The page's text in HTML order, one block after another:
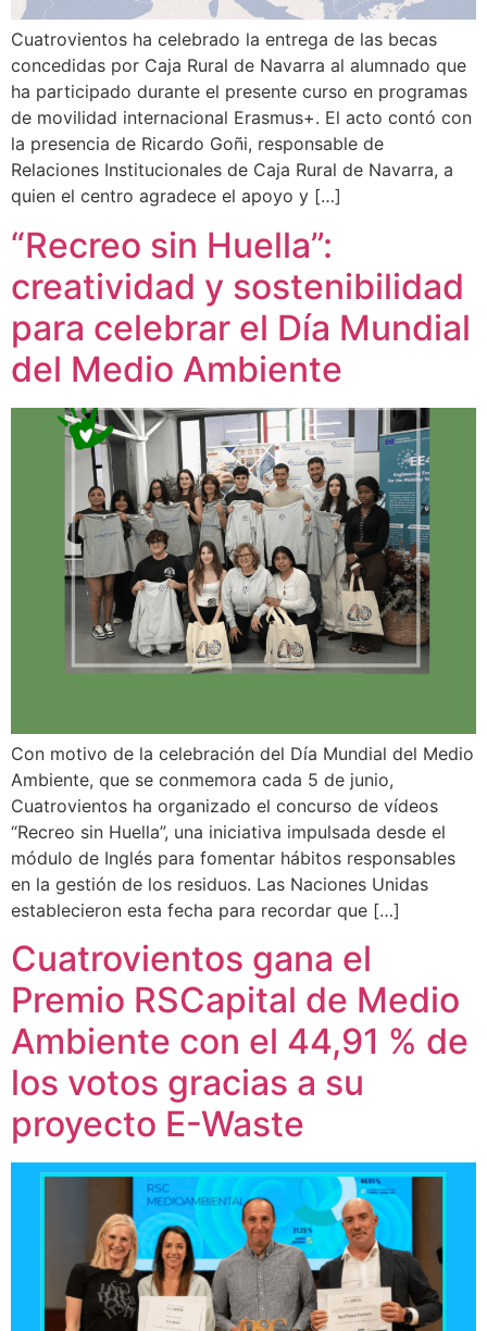
Cuatrovientos ha celebrado la entrega de las becas
concedidas por Caja Rural de Navarra al alumnado que
ha participado durante el presente curso en programas
de movilidad internacional Erasmus+. El acto contó con
la presencia de Ricardo Goñi, responsable de
Relaciones Institucionales de Caja Rural de Navarra, a
quien el centro agradece el apoyo y […]
“Recreo sin Huella”:
creatividad y sostenibilidad
para celebrar el Día Mundial
del Medio Ambiente
Con motivo de la celebración del Día Mundial del Medio
Ambiente, que se conmemora cada 5 de junio,
Cuatrovientos ha organizado el concurso de vídeos
“Recreo sin Huella”, una iniciativa impulsada desde el
módulo de Inglés para fomentar hábitos responsables
en la gestión de los residuos. Las Naciones Unidas
establecieron esta fecha para recordar que […]
Cuatrovientos gana el
Premio RSCapital de Medio
Ambiente con el 44,91 % de
los votos gracias a su
proyecto E-Waste